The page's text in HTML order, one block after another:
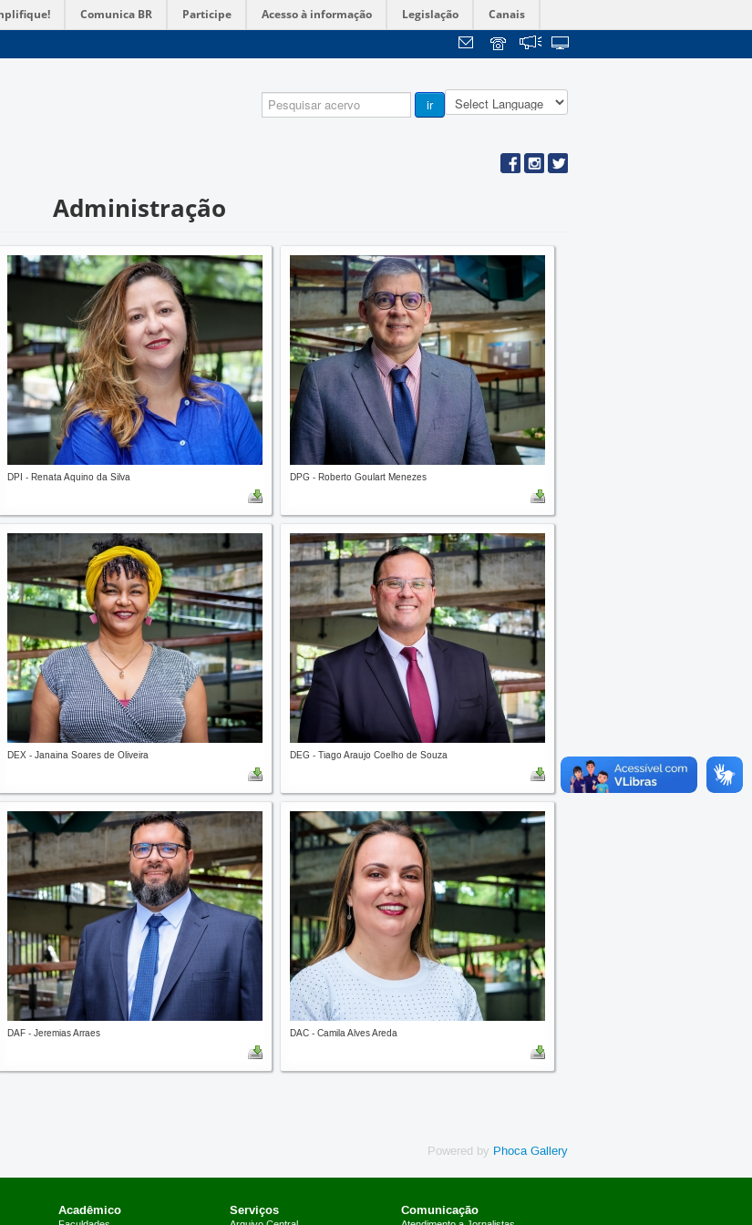
Comunica BR Participe Acesso à informação Legislação Canais
Pesquisa ir
Administração
DPI - Renata Aquino da Silva DPG - Roberto Goulart Menezes
DEX - Janaina Soares de Oliveira DEG - Tiago Araujo Coelho de Souza
DAF - Jeremias Arraes DAC - Camila Alves Areda
Powered by Phoca Gallery
Acadêmico Serviços Comunicação